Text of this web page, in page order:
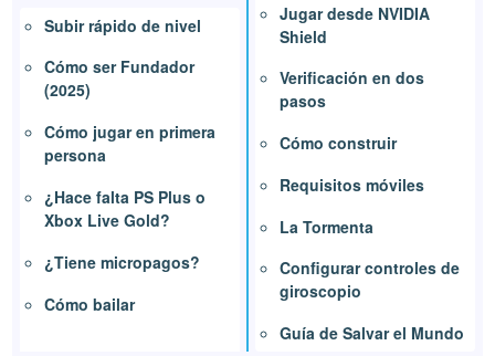
Subir rápido de nivel
Cómo ser Fundador
(2025)
Cómo jugar en primera
persona
¿Hace falta PS Plus o
Xbox Live Gold?
¿Tiene micropagos?
Cómo bailar
Jugar desde NVIDIA
Shield
Verificación en dos
pasos
Cómo construir
Requisitos móviles
La Tormenta
Configurar controles de
giroscopio
Guía de Salvar el Mundo